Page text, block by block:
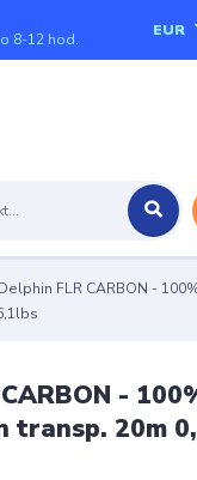
EUR
8-12 hod.
Delphin FLR CARBON -
-
transp. 20m